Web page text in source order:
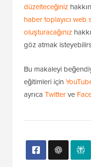
düzelteceğiniz
haber toplayıcı web
oluşturacağınız
göz atmak
Bu makaleyi
eğitimleri için
ayrıca Twitterve